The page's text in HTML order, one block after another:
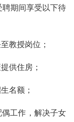
期间享受以下待
教授岗位；
供住房；
名额；
工作，解决子女